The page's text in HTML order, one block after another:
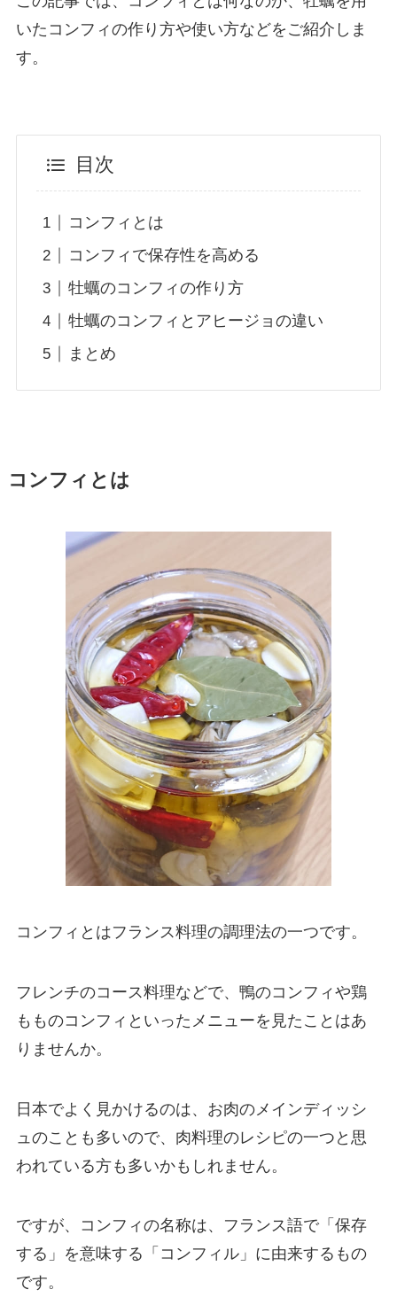
いたコンフィの作り方や使い方などをご紹介しま
す。
目次
コンフィとは
コンフィで保存性を高める
牡蠣のコンフィの作り方
牡蠣のコンフィとアヒージョの違い
まとめ
コンフィとは
コンフィとはフランス料理の調理法の一つです。
フレンチのコース料理などで、鴨のコンフィや鶏
もものコンフィといったメニューを見たことはあ
りませんか。
日本でよく見かけるのは、お肉のメインディッシ
ュのことも多いので、肉料理のレシピの一つと思
われている方も多いかもしれません。
ですが、コンフィの名称は、フランス語で「保存
する」を意味する「コンフィル」に由来するもの
です。